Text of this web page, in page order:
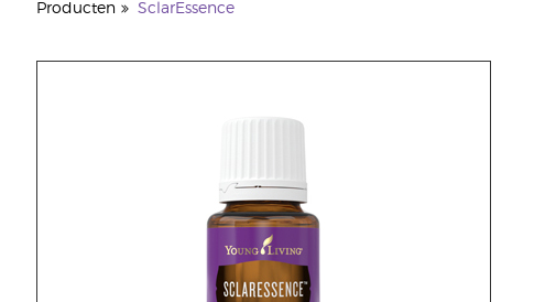
Producten SclarEssence